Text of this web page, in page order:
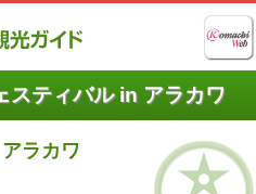
スティバル in アラカワ
ラカワ